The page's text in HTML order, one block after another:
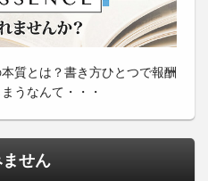
質とは？書き方ひとつで報酬
うなんて・・・
せん